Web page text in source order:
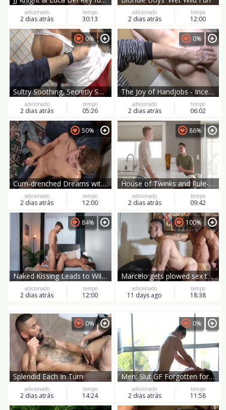
adicionado
2 dias atrás
tempo
30:13
adicionado
2 dias atrás
tempo
12:00
Sultry Soothing, Secretly Satisfying
0%
adicionado
2 dias atrás
tempo
05:26
The Joy of Handjobs - Inception
0%
adicionado
2 dias atrás
tempo
06:02
Cum-drenched Dreams with Jayden Ellis
50%
adicionado
2 dias atrás
tempo
12:00
House of Twinks and Rule-Breaking Fun
86%
adicionado
2 dias atrás
tempo
09:42
Naked Kissing Leads to Wild Nights for Two
84%
adicionado
2 dias atrás
tempo
12:00
Marcelo gets plowed sex tape
100%
adicionado
11 days ago
tempo
18:38
Splendid Each In Turn
0%
adicionado
2 dias atrás
tempo
14:24
Men: Slut GF Forgotten for Now
0%
adicionado
2 dias atrás
tempo
11:58